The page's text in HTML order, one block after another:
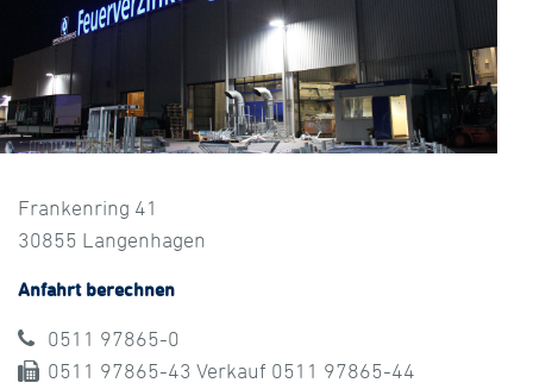
Frankenring 41
30855 Langenhagen
Anfahrt berechnen
0511 97865-0
0511 97865-43 Verkauf 0511 97865-44